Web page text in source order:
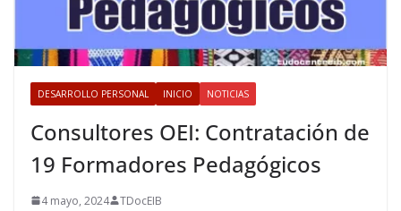
DESARROLLO PERSONAL INICIO NOTICIAS
Consultores OEI: Contratación de
19 Formadores Pedagógicos
4 mayo, 2024 TDocEIB